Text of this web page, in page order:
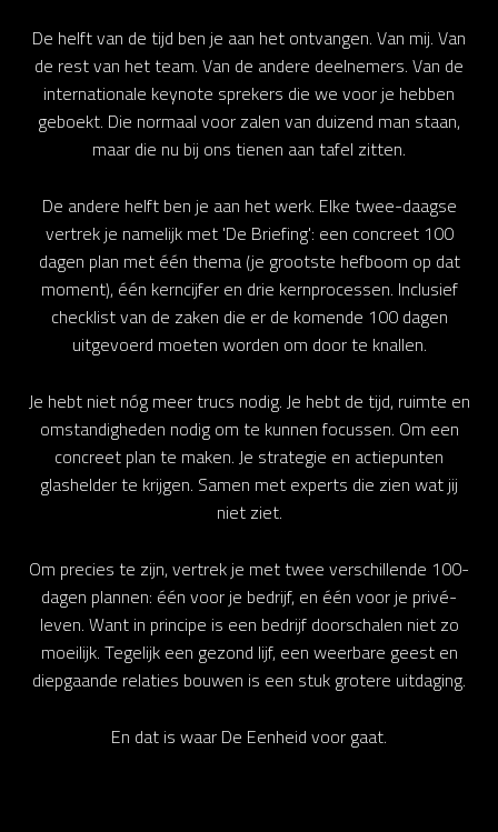
De helft van de tijd ben je aan het ontvangen. Van mij. Van
de rest van het team. Van de andere deelnemers. Van de
internationale keynote sprekers die we voor je hebben
geboekt. Die normaal voor zalen van duizend man staan,
maar die nu bij ons tienen aan tafel zitten.
De andere helft ben je aan het werk. Elke twee-daagse
vertrek je namelijk met 'De Briefing': een concreet 100
dagen plan met één thema (je grootste hefboom op dat
moment), één kerncijfer en drie kernprocessen. Inclusief
checklist van de zaken die er de komende 100 dagen
uitgevoerd moeten worden om door te knallen.
Je hebt niet nóg meer trucs nodig. Je hebt de tijd, ruimte en
omstandigheden nodig om te kunnen focussen. Om een
concreet plan te maken. Je strategie en actiepunten
glashelder te krijgen. Samen met experts die zien wat jij
niet ziet.
Om precies te zijn, vertrek je met twee verschillende 100-
dagen plannen: één voor je bedrijf, en één voor je privé-
leven. Want in principe is een bedrijf doorschalen niet zo
moeilijk. Tegelijk een gezond lijf, een weerbare geest en
diepgaande relaties bouwen is een stuk grotere uitdaging.
En dat is waar De Eenheid voor gaat.